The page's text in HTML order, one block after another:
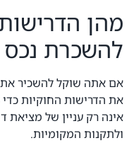
מהן
להשכרת נכס
אם אתה שוקל להשכיר את
את הדרישות החוקיות
אינה רק עניין של מציאת
ולתקנות המקומיות.